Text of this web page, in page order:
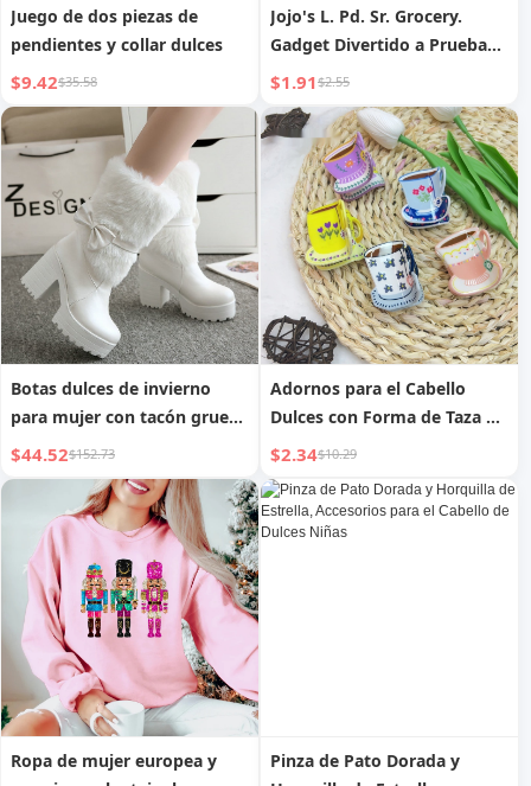
Juego de dos piezas de
pendientes y collar dulces
$9.42$35.58
Jojo's L. Pd. Sr. Grocery.
Gadget Divertido a Prueba
de Fugas para Niños para
Comer Dulces de Hielo y
Helados | Tela
$1.91$2.55
Botas dulces de invierno
para mujer con tacón grueso
y lazo
$44.52$152.73
Adornos para el Cabello
Dulces con Forma de Taza de
Café y Flores
$2.34$10.29
Ropa de mujer europea y
Pinza de Pato Dorada y